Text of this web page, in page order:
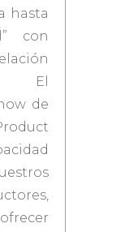
hasta
con
El
de